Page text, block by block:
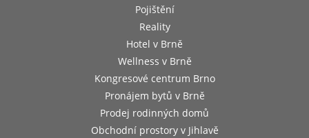
Pojištění
Reality
Hotel v Brně
Wellness v Brně
Kongresové centrum Brno
Pronájem bytů v Brně
Prodej rodinných domů
Obchodní prostory v Jihlavě